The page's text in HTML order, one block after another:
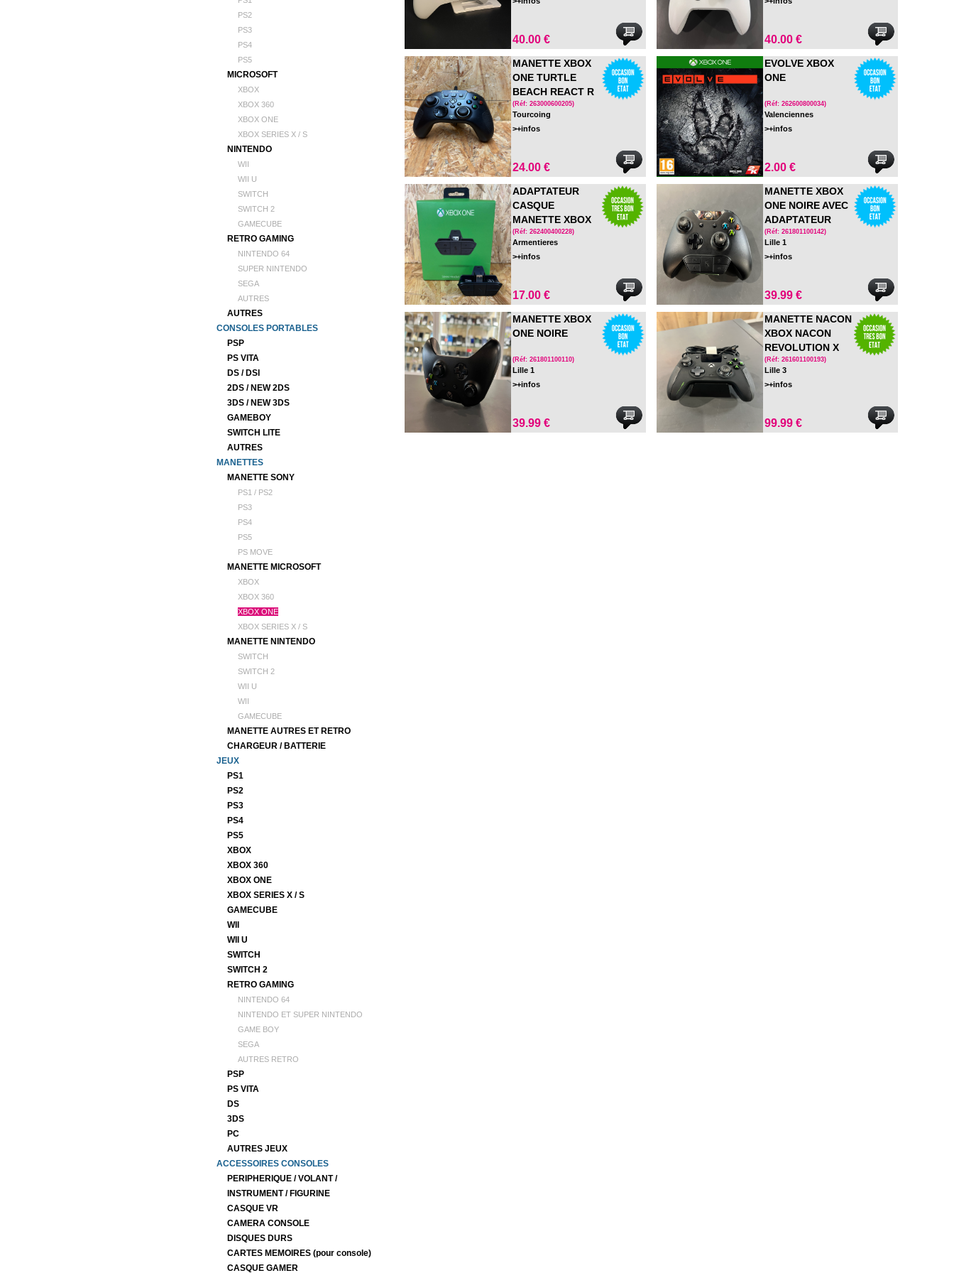
PS2
PS3
PS4
PS5
MICROSOFT
XBOX
XBOX 360
XBOX ONE
XBOX SERIES X / S
NINTENDO
WII
WII U
SWITCH
SWITCH 2
GAMECUBE
RETRO GAMING
NINTENDO 64
SUPER NINTENDO
SEGA
AUTRES
AUTRES
CONSOLES PORTABLES
PSP
PS VITA
DS / DSI
2DS / NEW 2DS
3DS / NEW 3DS
GAMEBOY
SWITCH LITE
AUTRES
MANETTES
MANETTE SONY
PS1 / PS2
PS3
PS4
PS5
PS MOVE
MANETTE MICROSOFT
XBOX
XBOX 360
XBOX ONE
XBOX SERIES X / S
MANETTE NINTENDO
SWITCH
SWITCH 2
WII U
WII
GAMECUBE
MANETTE AUTRES ET RETRO
CHARGEUR / BATTERIE
JEUX
PS1
PS2
PS3
PS4
PS5
XBOX
XBOX 360
XBOX ONE
XBOX SERIES X / S
GAMECUBE
WII
WII U
SWITCH
SWITCH 2
RETRO GAMING
NINTENDO 64
NINTENDO ET SUPER NINTENDO
GAME BOY
SEGA
AUTRES RETRO
PSP
PS VITA
DS
3DS
PC
AUTRES JEUX
ACCESSOIRES CONSOLES
PERIPHERIQUE / VOLANT /
INSTRUMENT / FIGURINE
CASQUE VR
CAMERA CONSOLE
DISQUES DURS
CARTES MEMOIRES (pour console)
CASQUE GAMER
40.00 € 40.00 €
MANETTE XBOX
ONE TURTLE
BEACH REACT R
(Réf: 263000600205)
Tourcoing
>+infos
24.00 €
EVOLVE XBOX
ONE
(Réf: 262600800034)
Valenciennes
>+infos
2.00 €
ADAPTATEUR
CASQUE
MANETTE XBOX
ONE - EN BOITE
(Réf: 262400400228)
Armentieres
>+infos
17.00 €
MANETTE XBOX
ONE NOIRE AVEC
ADAPTATEUR
STEREO
HEADSET
(Réf: 261801100142)
Lille 1
>+infos
39.99 €
MANETTE XBOX
ONE NOIRE
(Réf: 261801100110)
Lille 1
>+infos
39.99 €
MANETTE NACON
XBOX NACON
REVOLUTION X
UNLIMITED
(Réf: 261601100193)
Lille 3
>+infos
99.99 €